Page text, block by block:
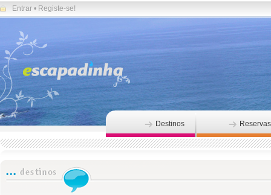
Entrar • Registe-se!
Destinos Reservas